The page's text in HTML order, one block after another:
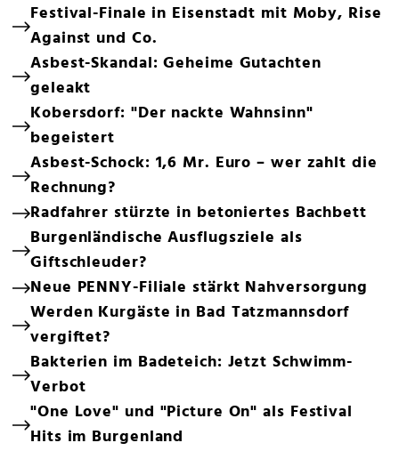
Festival-Finale in Eisenstadt mit Moby, Rise
Against und Co.
Asbest-Skandal: Geheime Gutachten
geleakt
Kobersdorf: "Der nackte Wahnsinn"
begeistert
Asbest-Schock: 1,6 Mr. Euro – wer zahlt die
Rechnung?
Radfahrer stürzte in betoniertes Bachbett
Burgenländische Ausflugsziele als
Giftschleuder?
Neue PENNY-Filiale stärkt Nahversorgung
Werden Kurgäste in Bad Tatzmannsdorf
vergiftet?
Bakterien im Badeteich: Jetzt Schwimm-
Verbot
"One Love" und "Picture On" als Festival
Hits im Burgenland